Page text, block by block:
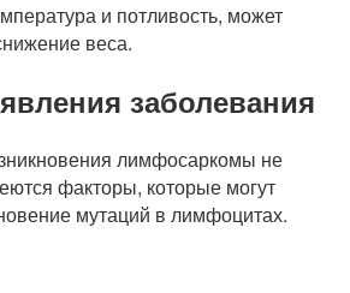
и потливость, может
веса.
заболевания
лимфосаркомы не
факторы, которые могут
мутаций в лимфоцитах.